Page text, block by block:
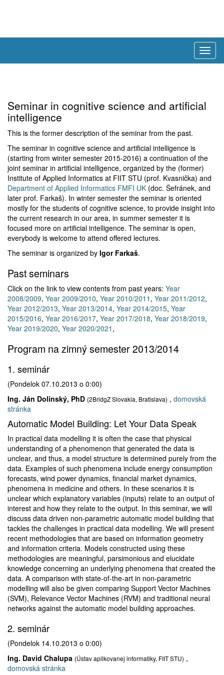
Seminar in cognitive science and artificial
intelligence
This is the former description of the seminar from the past.
The seminar in cognitive science and artificial intelligence is
(starting from winter semester 2015-2016) a continuation of the
joint seminar in artificial intelligence, organized by the (former)
Institute of Applied Informatics at FIIT STU (prof. Kvasnička) and
Department of Applied Informatics FMFI UK (doc. Šefránek, and
later prof. Farkaš). In winter semester the seminar is oriented
mostly for the students of cognitive science, to provide insight into
the current research in our area, in summer semester it is
focused more on artificial intelligence. The seminar is open,
everybody is welcome to attend offered lectures.
The seminar is organized by Igor Farkaš.
Past seminars
Click on the link to view contents from past years: Year
2008/2009, Year 2009/2010, Year 2010/2011 , Year 2011/2012,
Year 2012/2013, Year 2013/2014, Year 2014/2015, Year
2015/2016, Year 2016/2017, Year 2017/2018, Year 2018/2019,
Year 2019/2020, Year 2020/2021 ,
Program na zimný semester 2013/2014
1. seminár
(Pondelok 07.10.2013 o 0:00)
Ing. Ján Dolinský, PhD (2BridgZ Slovakia, Bratislava) , domovská
stránka
Automatic Model Building: Let Your Data Speak
In practical data modelling it is often the case that physical
understanding of a phenomenon that generated the data is
unclear, and thus, a model structure is determined purely from the
data. Examples of such phenomena include energy consumption
forecasts, wind power dynamics, financial market dynamics,
phenomena in medicine and others. In these scenarios it is
unclear which explanatory variables (inputs) relate to an output of
interest and how they relate to the output. In this seminar, we will
discuss data driven non-parametric automatic model building that
tackles the challenges in practical data modelling. We will present
recent methodologies that are based on information geometry
and information criteria. Models constructed using these
methodologies are meaningful, parsimonious and elucidate
knowledge concerning an underlying phenomena that created the
data. A comparison with state-of-the-art in non-parametric
modelling will also be given comparing Support Vector Machines
(SVM), Relevance Vector Machines (RVM) and traditional neural
networks against the automatic model building approaches.
2. seminár
(Pondelok 14.10.2013 o 0:00)
Ing. David Chalupa (Ústav aplikovanej informatiky, FIIT STU) ,
domovská stránka